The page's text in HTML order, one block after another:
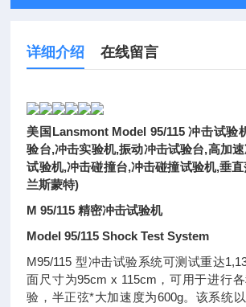
详细介绍 在线留言
美国Lansmont Model 95/115 冲击试验
验台,冲击实验机,振动冲击试验台,高加
试验机,冲击碰撞台,冲击碰撞试验机,垂
兰斯蒙特)
M 95/115 精密冲击试验机
Model 95/115 Shock Test System
M95/115 型冲击试验系统可测试重达
面尺寸为95cm x 115cm，可用于进行
验，半正弦*大加速度为600g。该系统